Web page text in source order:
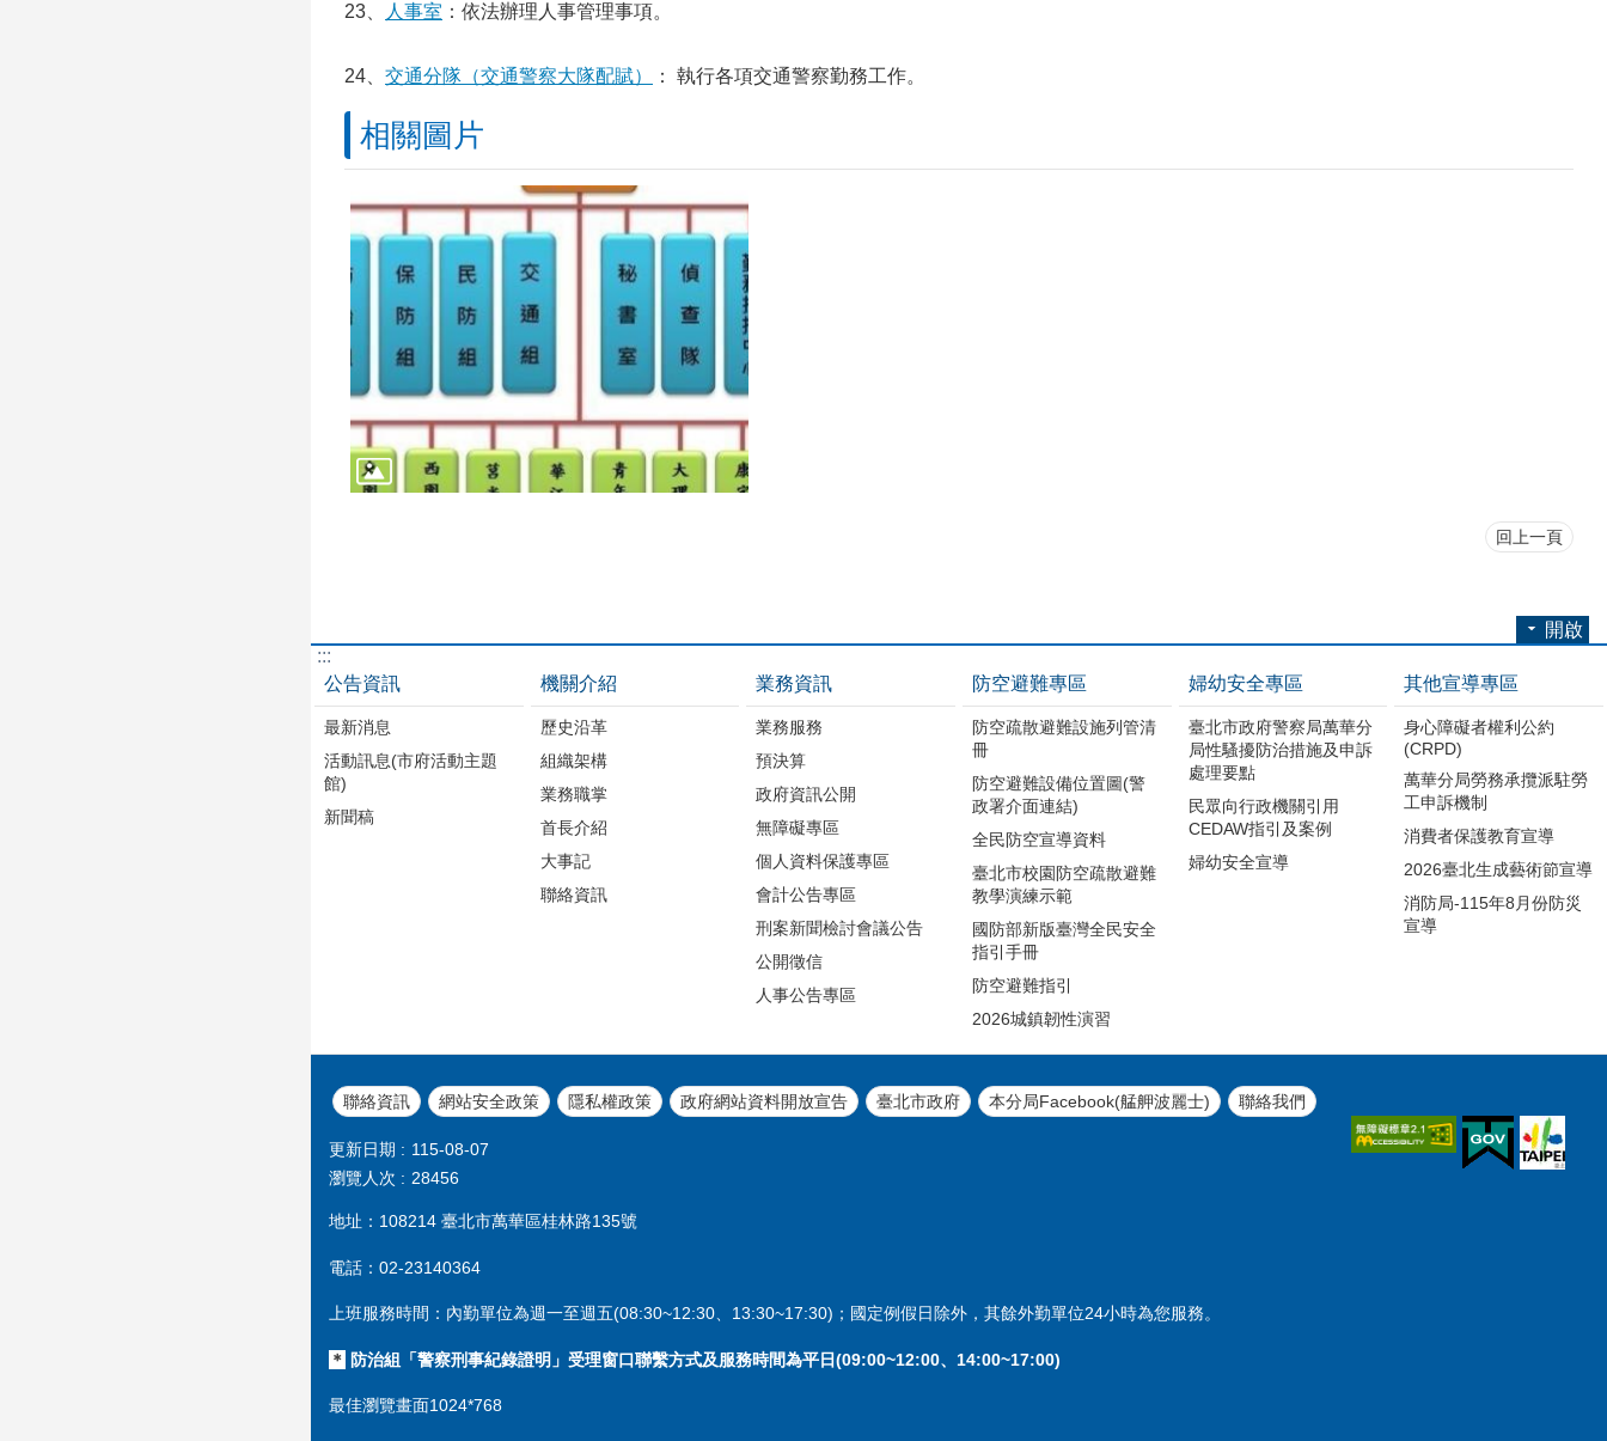
23、 人事室 ：依法辦理人事管理事項。
24、 交通分隊（交通警察大隊配賦） ： 執行各項交通警察勤務工作。
相關圖片
回上一頁
開啟
:::
公告資訊
最新消息
活動訊息(市府活動主題
館)
新聞稿
機關介紹
歷史沿革
組織架構
業務職掌
首長介紹
大事記
聯絡資訊
業務資訊
業務服務
預決算
政府資訊公開
無障礙專區
個人資料保護專區
會計公告專區
刑案新聞檢討會議公告
公開徵信
人事公告專區
防空避難專區
防空疏散避難設施列管清
冊
防空避難設備位置圖(警
政署介面連結)
全民防空宣導資料
臺北市校園防空疏散避難
教學演練示範
國防部新版臺灣全民安全
指引手冊
防空避難指引
2026城鎮韌性演習
婦幼安全專區
臺北市政府警察局萬華分
局性騷擾防治措施及申訴
處理要點
民眾向行政機關引用
CEDAW指引及案例
婦幼安全宣導
其他宣導專區
身心障礙者權利公約
(CRPD)
萬華分局勞務承攬派駐勞
工申訴機制
消費者保護教育宣導
2026臺北生成藝術節宣導
消防局-115年8月份防災
宣導
聯絡資訊 網站安全政策 隱私權政策 政府網站資料開放宣告 臺北市政府 本分局Facebook(艋舺波麗士) 聯絡我們
更新日期
115-08-07
瀏覽人次
28456
地址：108214 臺北市萬華區桂林路135號
電話：02-23140364
上班服務時間：內勤單位為週一至週五(08:30~12:30、13:30~17:30)；國定例假日除外，其餘外勤單位24小時為您服務。
＊ 防治組「警察刑事紀錄證明」受理窗口聯繫方式及服務時間為平日(09:00~12:00、14:00~17:00)
最佳瀏覽畫面1024*768